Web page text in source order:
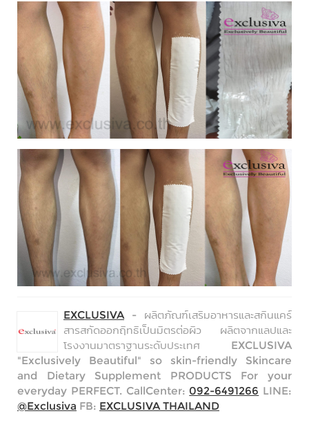
EXCLUSIVA - ผลิตภัณฑ์เสริมอาหารและสกินแคร์
สารสกัดออกฤิทธิเป็นมิตรต่อผิว ผลิตจากแลปและ
โรงงานมาตราฐานระดับประเทศ EXCLUSIVA
"Exclusively Beautiful" so skin-friendly Skincare
and Dietary Supplement PRODUCTS For your
everyday PERFECT. CallCenter: 092-6491266 LINE:
@Exclusiva FB: EXCLUSIVA THAILAND